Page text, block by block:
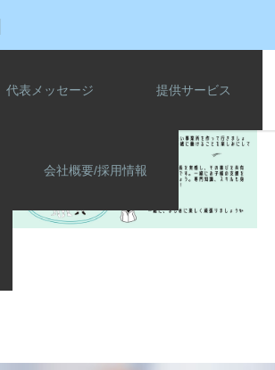
代表メッセージ 提供サービス
会社概要/採用情報
therapist-voice4